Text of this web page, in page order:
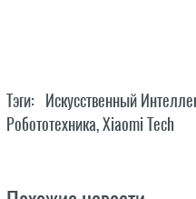
Тэги: Искусственный
Робототехника,Xiaomi Tech